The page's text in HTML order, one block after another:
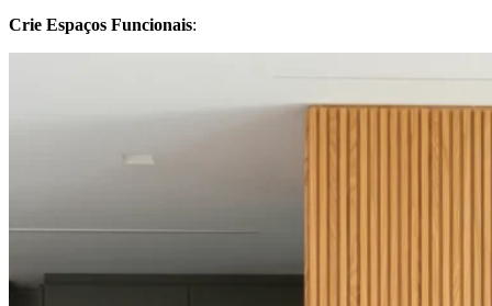
Crie Espaços Funcionais: